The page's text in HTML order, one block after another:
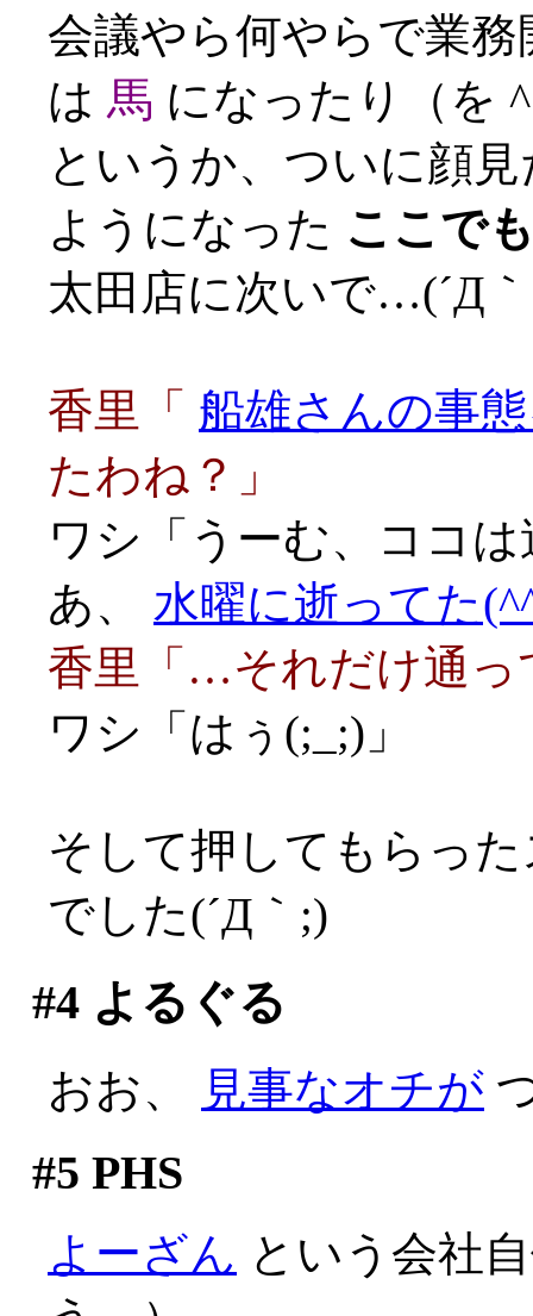
会議やら何やらで業
は 馬 になったり（を ^
というか、ついに顔
ようになった ここで
太田店に次いで…(´Д
香里「 船雄さんの事
たわね？」
ワシ「うーむ、ココ
あ、 水曜に逝ってた
香里「…それだけ通っ
ワシ「はぅ(;_;)」
そして押してもらっ
でした(´Д｀;)
#4よるぐる
おお、 見事なオチが
#5 PHS
よーざん という会社